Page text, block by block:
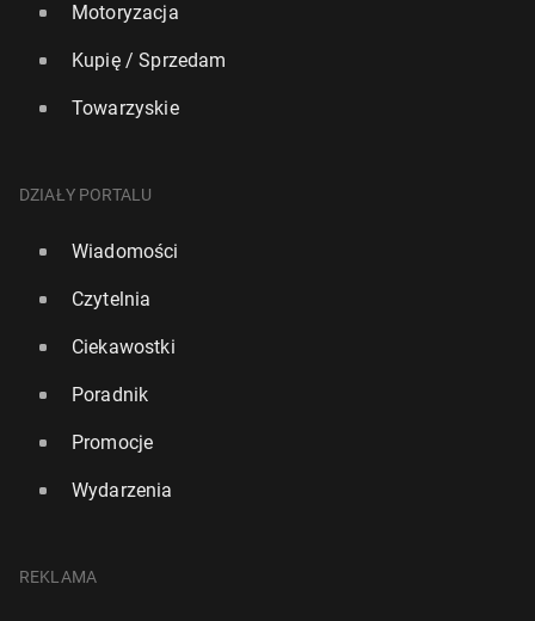
Motoryzacja
Kupię / Sprzedam
Towarzyskie
DZIAŁY PORTALU
Wiadomości
Czytelnia
Ciekawostki
Poradnik
Promocje
Wydarzenia
REKLAMA